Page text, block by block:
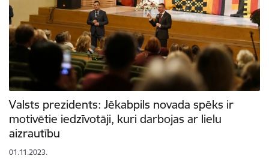
Valsts prezidents: Jēkabpils novada spēks ir
motivētie iedzīvotāji, kuri darbojas ar lielu
aizrautību
01.11.2023.